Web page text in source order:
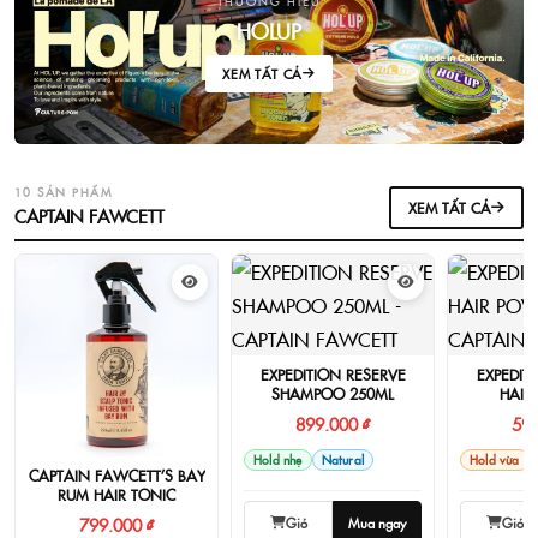
HOLUP
XEM TẤT CẢ
10 SẢN PHẨM
CAPTAIN FAWCETT XEM TẤT CẢ
CAPTAIN FAWCETT’S BAY
RUM HAIR TONIC
799.000 ₫
EXPEDITION RESERVE
SHAMPOO 250ML
899.000 ₫
Hold nhẹ Natural
Giỏ Mua ngay
HAIR
Hold vừa
Giỏ